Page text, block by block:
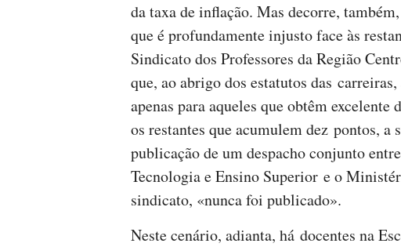
da taxa de inflação. Mas decorre,
que é profundamente injusto face às
Sindicato dos Professores da Região
que, ao abrigo dos estatutos das
apenas para aqueles que obtêm excelente
os restantes que acumulem dez pontos, a
publicação de um despacho conjunto
Tecnologia e Ensino Superior e o
sindicato, «nunca foi publicado».
Neste cenário, adianta, há docentes na